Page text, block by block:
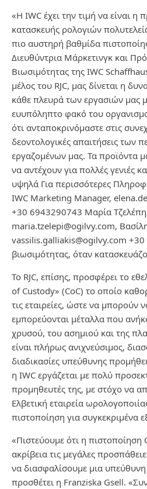
«Η IWC έχει την τιμή να είναι η
κατασκευής ρολογιών
πιο αυστηρή βαθμίδα
Διευθύντρια Μάρκετινγκ και
Βιωσιμότητας της IWC
μέλος του RJC, μας δίνεται η
κάθε πλευρά των εργασιών μας
ευυπόληπτο φακό του
ότι ανταποκρινόμαστε στις
δεοντολογικές απαιτήσεις των
εργαζομένων μας. Τα προϊόντα
να αντέχουν για πολλές γενιές
υψηλά Για περισσότερες
IWC Marketing Manager,
+30 6943290743 Μαρία
maria.tzelepi@ogilvy.com,
vassilis.galliakis@ogilvy.com
βιωσιμότητας, όταν
Το RJC, επίσης, προσφέρει το
of Custody» (CoC) το οποίο
τις εταιρείες, ώστε να μπορούν
εμπορεύονται μέταλλα που
χρυσού, του ασημιού και της
είναι πλήρως ανιχνεύσιμος,
διαδικασίες υπεύθυνης
η IWC εργάζεται με πολύ
προμηθευτές της, με στόχο να
Ελβετική εταιρεία
πιστοποίηση για συγκεκριμένα
«Πιστεύουμε ότι η πιστοποίηση
ακρίβεια τις μεγάλες
να διασφαλίσουμε μια
προσθέτει η Franziska Gsell.